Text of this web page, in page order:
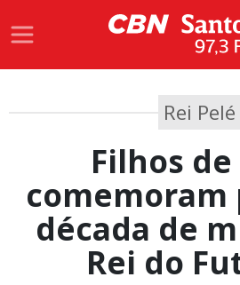
Rei Pelé
Filhos de
década de
Rei do